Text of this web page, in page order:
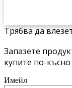
Трябва да
Запазете
купите по-
Имейл